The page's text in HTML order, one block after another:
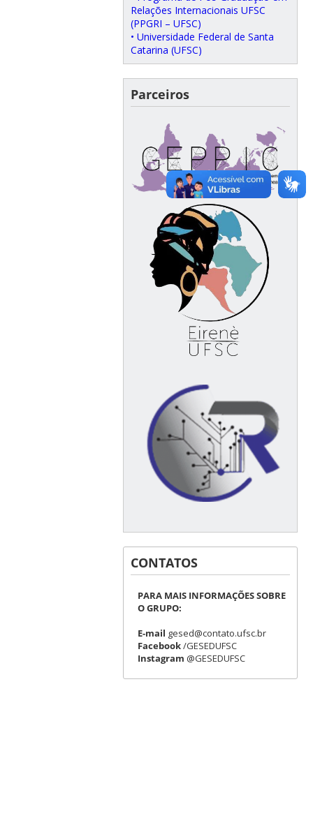
Relações Internacionais UFSC
(PPGRI – UFSC)
• Universidade Federal de Santa
Catarina (UFSC)
Parceiros
CONTATOS
PARA MAIS INFORMAÇÕES SOBRE
O GRUPO:
E-mail gesed@contato.ufsc.br
Facebook/GESEDUFSC
Instagram @GESEDUFSC